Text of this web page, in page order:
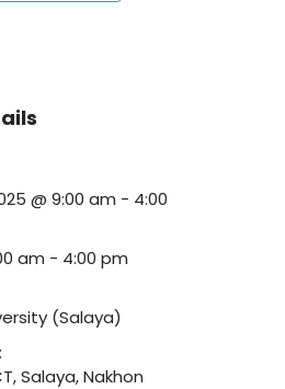
@ 9:00 am - 4:00
am - 4:00 pm
(Salaya)
Salaya, Nakhon